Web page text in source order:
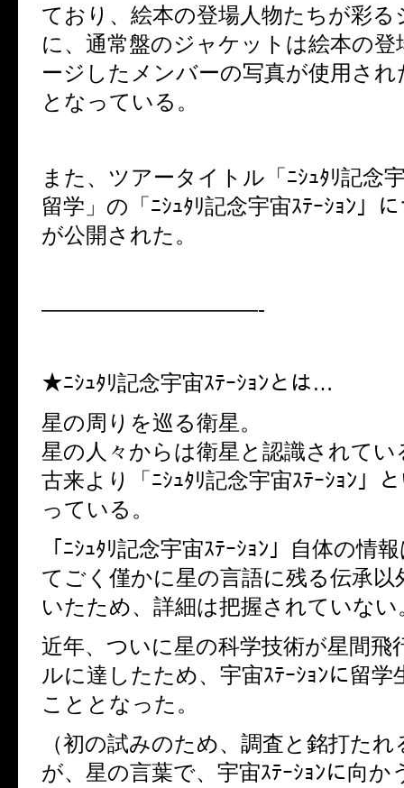
ており、絵本の登場人物たちが彩る
に、通常盤のジャケットは絵本の登
ージしたメンバーの写真が使用さ
となっている。
また、ツアータイトル「ﾆｼｭﾀﾘ記念
留学」の「ﾆｼｭﾀﾘ記念宇宙ｽﾃｰｼｮﾝ」
が公開された。
——————————-
★ﾆｼｭﾀﾘ記念宇宙ｽﾃｰｼｮﾝとは…
星の周りを巡る衛星。
星の人々からは衛星と認識されてい
古来より「ﾆｼｭﾀﾘ記念宇宙ｽﾃｰｼｮﾝ」
っている。
「ﾆｼｭﾀﾘ記念宇宙ｽﾃｰｼｮﾝ」自体の情
てごく僅かに星の言語に残る伝承以
いたため、詳細は把握されていない
近年、ついに星の科学技術が星間飛
ルに達したため、宇宙ｽﾃｰｼｮﾝに留学
こととなった。
（初の試みのため、調査と銘打た
が、星の言葉で、宇宙ｽﾃｰｼｮﾝに向か